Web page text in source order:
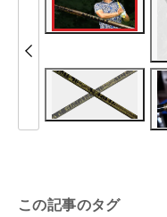
この記事のタグ